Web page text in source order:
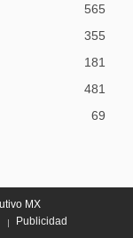
565
355
181
481
69
MX
Publicidad